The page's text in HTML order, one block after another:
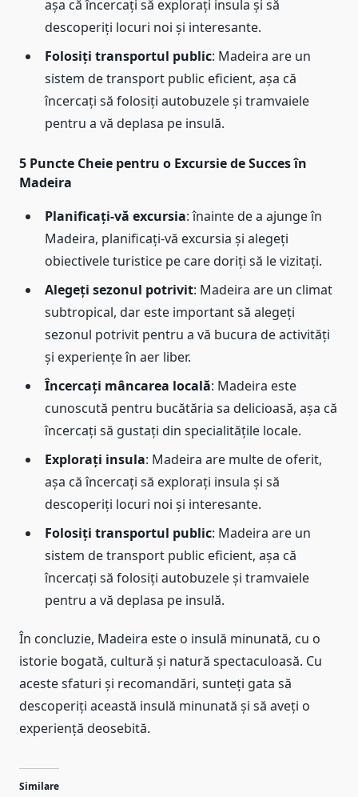
așa că încercați să explorați insula și să
descoperiți locuri noi și interesante.
Folosiți transportul public: Madeira are un
sistem de transport public eficient, așa că
încercați să folosiți autobuzele și tramvaiele
pentru a vă deplasa pe insulă.
5 Puncte Cheie pentru o Excursie de Succes în
Madeira
Planificați-vă excursia: înainte de a ajunge în
Madeira, planificați-vă excursia și alegeți
obiectivele turistice pe care doriți să le vizitați.
Alegeți sezonul potrivit: Madeira are un climat
subtropical, dar este important să alegeți
sezonul potrivit pentru a vă bucura de activități
și experiențe în aer liber.
Încercați mâncarea locală: Madeira este
cunoscută pentru bucătăria sa delicioasă, așa că
încercați să gustați din specialitățile locale.
Explorați insula: Madeira are multe de oferit,
așa că încercați să explorați insula și să
descoperiți locuri noi și interesante.
Folosiți transportul public: Madeira are un
sistem de transport public eficient, așa că
încercați să folosiți autobuzele și tramvaiele
pentru a vă deplasa pe insulă.
În concluzie, Madeira este o insulă minunată, cu o
istorie bogată, cultură și natură spectaculoasă. Cu
aceste sfaturi și recomandări, sunteți gata să
descoperiți această insulă minunată și să aveți o
experiență deosebită.
Similare